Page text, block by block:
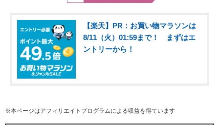
【楽天】PR：お買い物マラソンは
8/11（火）01:59まで！ まずはエ
ントリーから！
※本ページはアフィリエイトプログラムによる収益を得ています